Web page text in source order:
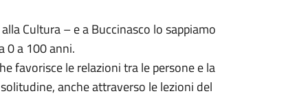
Cultura – e a Buccinasco lo sappiamo
0 a 100 anni.
favorisce le relazioni tra le persone e la
anche attraverso le lezioni del